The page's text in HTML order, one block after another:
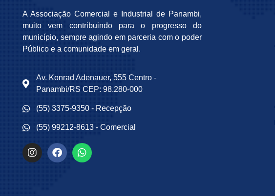
A Associação Comercial e Industrial de Panambi,
muito vem contribuindo para o progresso do
município, sempre agindo em parceria com o poder
Público e a comunidade em geral.
Av. Konrad Adenauer, 555 Centro -
Panambi/RS CEP: 98.280-000
(55) 3375-9350 - Recepção
(55) 99212-8613 - Comercial